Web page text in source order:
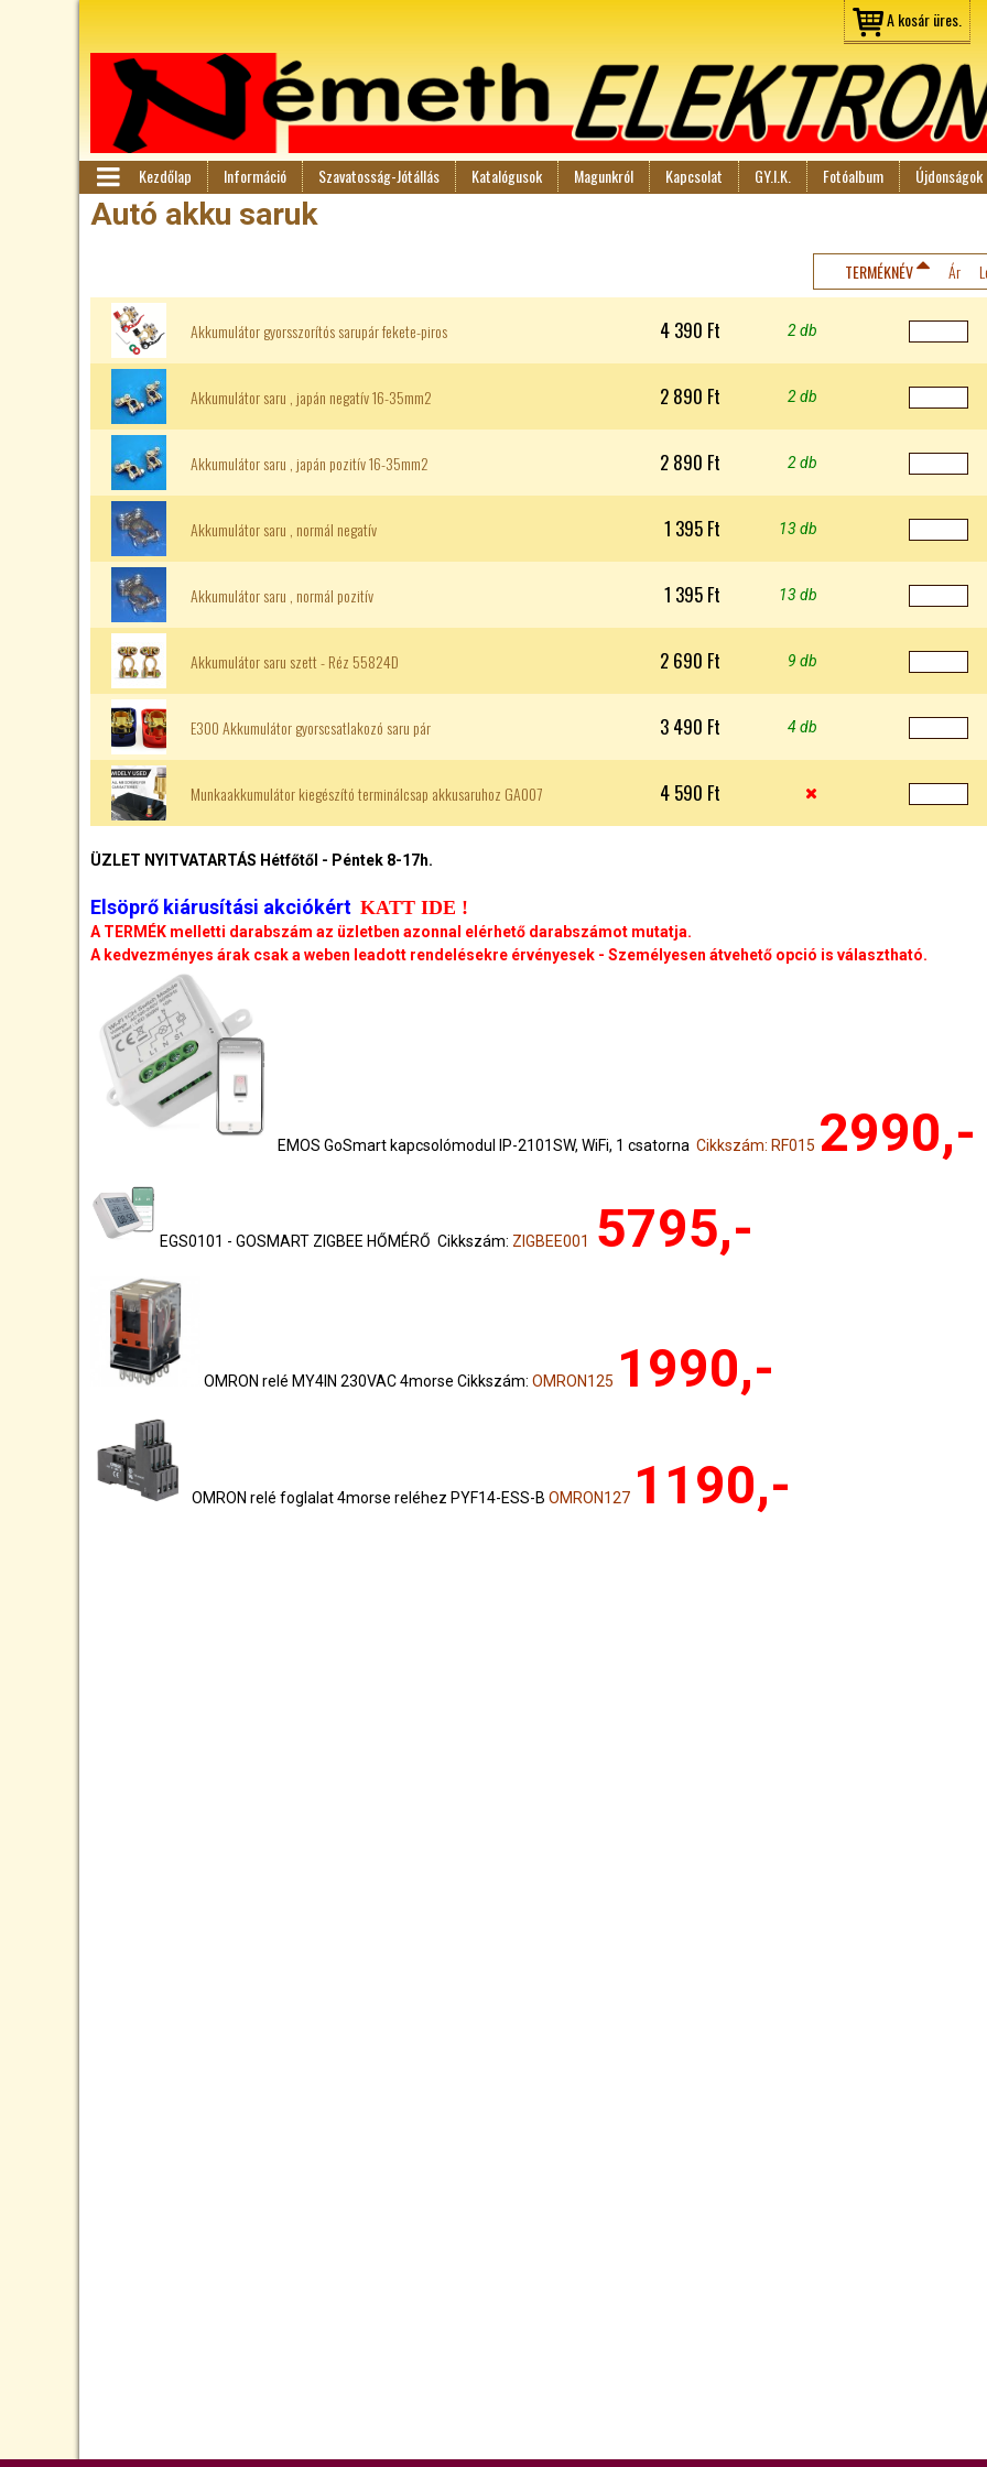
A kosár üres.
Autó akku saruk
TERMÉKNÉV Ár
Akkumulátor gyorsszorítós sarupár fekete-piros 4 390 Ft 2 db
Akkumulátor saru , japán negatív 16-35mm2 2 890 Ft 2 db
Akkumulátor saru , japán pozitív 16-35mm2 2 890 Ft 2 db
Akkumulátor saru , normál negatív 1 395 Ft 13 db
Akkumulátor saru , normál pozitív 1 395 Ft 13 db
Akkumulátor saru szett - Réz 55824D 2 690 Ft 9 db
E300 Akkumulátor gyorscsatlakozó saru pár 3 490 Ft 4 db
Munkaakkumulátor kiegészító terminálcsap akkusaruhoz GA007 4 590 Ft 
ÜZLET NYITVATARTÁS Hétfőtől - Péntek 8-17h.
Elsöprő kiárusítási akciókért KATT IDE !
A TERMÉK melletti darabszám az üzletben azonnal elérhető darabszámot mutatja.
A kedvezményes árak csak a weben leadott rendelésekre érvényesek - Személyesen átvehető opció is választható.
EMOS GoSmart kapcsolómodul IP-2101SW, WiFi, 1 csatorna Cikkszám: RF015 2990,-
EGS0101 - GOSMART ZIGBEE HŐMÉRŐ Cikkszám: ZIGBEE001 5795,-
OMRON relé MY4IN 230VAC 4morse Cikkszám: OMRON125 1990,-
OMRON relé foglalat 4morse reléhez PYF14-ESS-B OMRON127 1190,-
M
F
m
ü
Kezdőlap Információ Szavatosság-Jótállás Katalógusok Magunkról Kapcsolat GY.I.K. Fotóalbum Újdonságok